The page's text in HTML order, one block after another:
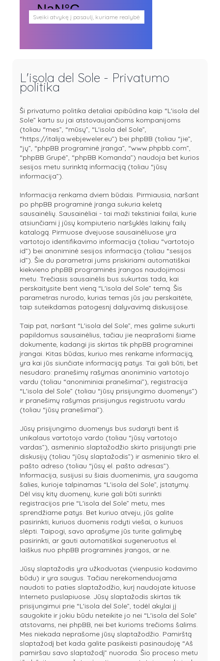
Sveiki atvykę į pasaulį, kuriame realybė
persipina su mistika. Pasaulį, kuris
Parašai ir tekstai
L'isola del Sole - Privatumo
politika
Ši privatumo politika detaliai apibūdina kaip “L'isola del
Sole” kartu su jai atstovaujančioms kompanijoms
(toliau “mes”, “mūsų”, “L'isola del Sole”,
“https://italija.webjeweler.eu”) bei phpBB (toliau “jie”,
“jų”, “phpBB programinė įranga”, “www.phpbb.com”,
“phpBB Grupė”, “phpBB Komanda”) naudoja bet kurios
sesijos metu surinktą informaciją (toliau “jūsų
informacija”).
Informacija renkama dviem būdais. Pirmiausia, naršant
po phpBB programinė įranga sukuria keletą
sausainėlių. Sausainėliai - tai maži tekstiniai failai, kurie
atsiunčiami į jūsų kompiuterio naršyklės laikinų failų
katalogą. Pirmuose dvejuose sausainėliuose yra
vartotojo identifikavimo informacija (toliau “vartotojo
id”) bei anoniminė sesijos informacija (toliau “sesijos
id”). Šie du parametrai jums priskiriami automatiškai
kiekvieno phpBB programinės įrangos naudojimosi
metu. Trečiasis sausainėlis bus sukurtas tada, kai
perskaitysite bent vieną “L'isola del Sole” temą. Šis
parametras nurodo, kurias temas jūs jau perskaitėte,
taip suteikdamas patogesnį dalyvavimą diskusijose.
Taip pat, naršant “L'isola del Sole”, mes galime sukurti
papildomus sausainėlius, tačiau jie neaprašomi šiame
dokumente, kadangi jis skirtas tik phpBB programinei
įrangai. Kitas būdas, kuriuo mes renkame informaciją,
yra kai jūs siunčiate informaciją patys. Tai gali būti, bet
nesudaro: pranešimų rašymas anoniminio vartotojo
vardu (toliau “anoniminiai pranešimai”), registracija
“L'isola del Sole” (toliau “jūsų prisijungimo duomenys”)
ir pranešimų rašymas prisijungus registruotu vardu
(toliau “jūsų pranešimai”).
Jūsų prisijungimo duomenys bus sudaryti bent iš
unikalaus vartotojo vardo (toliau “jūsų vartotojo
vardas”), asmeninio slaptažodžio skirto prisijungti prie
diskusijų (toliau “jūsų slaptažodis”) ir asmeninio tikro el.
pašto adreso (toliau “jūsų el. pašto adresas”).
Informacija, susijusi su šiais duomenimis, yra saugoma
šalies, kurioje talpinamas “L'isola del Sole”, įstatymų.
Dėl visų kitų duomenų, kurie gali būti surinkti
registracijos prie “L'isola del Sole” metu, mes
sprendžiame patys. Bet kuriuo atveju, jūs galite
pasirinkti, kuriuos duomenis rodyti viešai, o kuriuos
slėpti. Taipogi, savo aprašyme jūs turite galimybę
pasirinkti, ar gauti automatiškai sugeneruotus el.
laiškus nuo phpBB programinės įrangos, ar ne.
Jūsų slaptažodis yra užkoduotas (vienpusio kodavimo
būdu) ir yra saugus. Tačiau nerekomenduojama
naudoti to paties slaptažodžio, kurį naudojate kituose
Interneto puslapiuose. Jūsų slaptažodis skirtas tik
prisijungimui prie “L'isola del Sole”, todėl akylai jį
saugokite ir jokiu būdu neteikite jo nei “L'isola del Sole”
atstovams, nei phpBB, nei bet kurioms trečioms šalims.
Mes niekada neprašome jūsų slaptažodžio. Pamirštą
slaptažodį bet kada galite pasikeisti pasinaudoję “Aš
pamiršau savo slaptažodį” nuoroda. Šio proceso metu